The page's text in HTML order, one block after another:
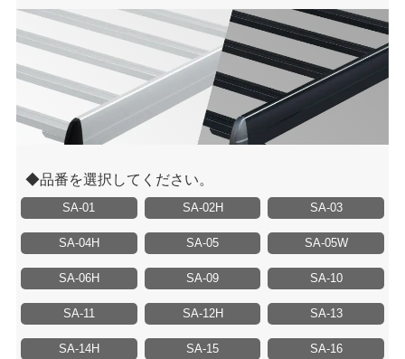
品番を選択してください。
SA-01 SA-02H SA-03
SA-04H SA-05 SA-05W
SA-06H SA-09 SA-10
SA-11 SA-12H SA-13
SA-14H SA-15 SA-16